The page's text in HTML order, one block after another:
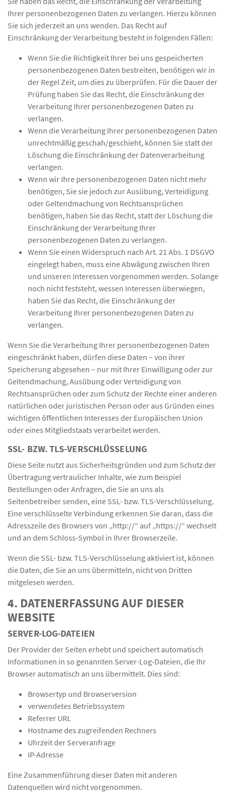
Ihrer personenbezogenen Daten zu verlangen. Hierzu können
Sie sich jederzeit an uns wenden. Das Recht auf
Einschränkung der Verarbeitung besteht in folgenden Fällen:
Wenn Sie die Richtigkeit Ihrer bei uns gespeicherten
personenbezogenen Daten bestreiten, benötigen wir in
der Regel Zeit, um dies zu überprüfen. Für die Dauer der
Prüfung haben Sie das Recht, die Einschränkung der
Verarbeitung Ihrer personenbezogenen Daten zu
verlangen.
Wenn die Verarbeitung Ihrer personenbezogenen Daten
unrechtmäßig geschah/geschieht, können Sie statt der
Löschung die Einschränkung der Datenverarbeitung
verlangen.
Wenn wir Ihre personenbezogenen Daten nicht mehr
benötigen, Sie sie jedoch zur Ausübung, Verteidigung
oder Geltendmachung von Rechtsansprüchen
benötigen, haben Sie das Recht, statt der Löschung die
Einschränkung der Verarbeitung Ihrer
personenbezogenen Daten zu verlangen.
Wenn Sie einen Widerspruch nach Art. 21 Abs. 1 DSGVO
eingelegt haben, muss eine Abwägung zwischen Ihren
und unseren Interessen vorgenommen werden. Solange
noch nicht feststeht, wessen Interessen überwiegen,
haben Sie das Recht, die Einschränkung der
Verarbeitung Ihrer personenbezogenen Daten zu
verlangen.
Wenn Sie die Verarbeitung Ihrer personenbezogenen Daten
eingeschränkt haben, dürfen diese Daten – von ihrer
Speicherung abgesehen – nur mit Ihrer Einwilligung oder zur
Geltendmachung, Ausübung oder Verteidigung von
Rechtsansprüchen oder zum Schutz der Rechte einer anderen
natürlichen oder juristischen Person oder aus Gründen eines
wichtigen öffentlichen Interesses der Europäischen Union
oder eines Mitgliedstaats verarbeitet werden.
SSL- BZW. TLS-VERSCHLÜSSELUNG
Diese Seite nutzt aus Sicherheitsgründen und zum Schutz der
Übertragung vertraulicher Inhalte, wie zum Beispiel
Bestellungen oder Anfragen, die Sie an uns als
Seitenbetreiber senden, eine SSL- bzw. TLS-Verschlüsselung.
Eine verschlüsselte Verbindung erkennen Sie daran, dass die
Adresszeile des Browsers von „http://“ auf „https://“ wechselt
und an dem Schloss-Symbol in Ihrer Browserzeile.
Wenn die SSL- bzw. TLS-Verschlüsselung aktiviert ist, können
die Daten, die Sie an uns übermitteln, nicht von Dritten
mitgelesen werden.
4. DATENERFASSUNG AUF DIESER
WEBSITE
SERVER-LOG-DATEIEN
Der Provider der Seiten erhebt und speichert automatisch
Informationen in so genannten Server-Log-Dateien, die Ihr
Browser automatisch an uns übermittelt. Dies sind:
Browsertyp und Browserversion
verwendetes Betriebssystem
Referrer URL
Hostname des zugreifenden Rechners
Uhrzeit der Serveranfrage
IP-Adresse
Eine Zusammenführung dieser Daten mit anderen
Datenquellen wird nicht vorgenommen.